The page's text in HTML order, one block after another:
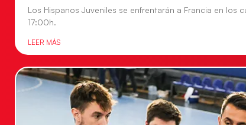
Los Hispanos Juveniles se enfrentarán a Francia en los
17:00h.
LEER MÁS